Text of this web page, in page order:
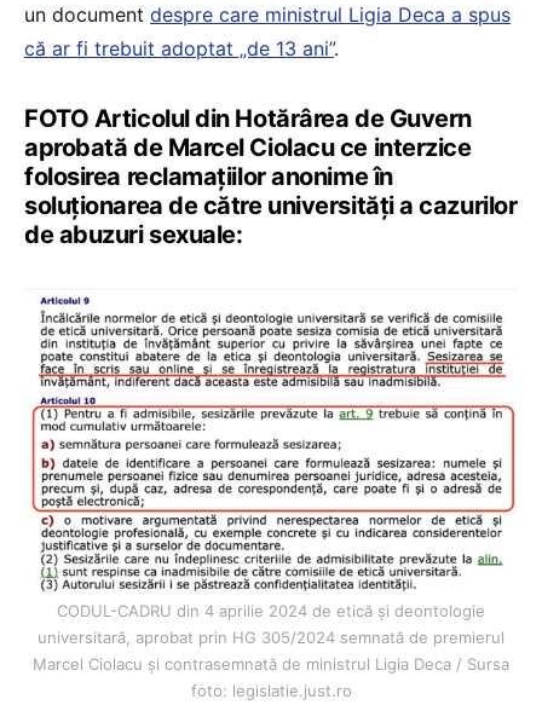
un document despre care ministrul Ligia Deca a spus
că ar fi trebuit adoptat „de 13 ani”.
FOTO Articolul din Hotărârea de Guvern
aprobată de Marcel Ciolacu ce interzice
folosirea reclamațiilor anonime în
soluționarea de către universități a cazurilor
de abuzuri sexuale:
CODUL-CADRU din 4 aprilie 2024 de etică și deontologie
universitară, aprobat prin HG 305/2024 semnată de premierul
Marcel Ciolacu și contrasemnată de ministrul Ligia Deca / Sursa
foto: legislatie.just.ro